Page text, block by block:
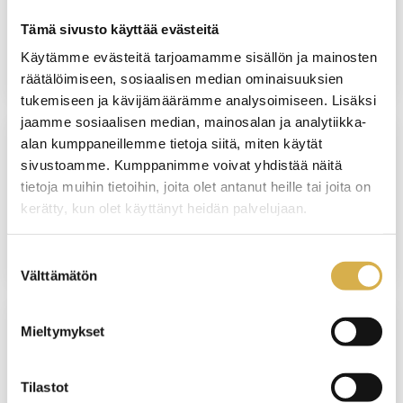
Tämä sivusto käyttää evästeitä
Käytämme evästeitä tarjoamamme sisällön ja mainosten
räätälöimiseen, sosiaalisen median ominaisuuksien
tukemiseen ja kävijämäärämme analysoimiseen. Lisäksi
jaamme sosiaalisen median, mainosalan ja analytiikka-
alan kumppaneillemme tietoja siitä, miten käytät
sivustoamme. Kumppanimme voivat yhdistää näitä
tietoja muihin tietoihin, joita olet antanut heille tai joita on
kerätty, kun olet käyttänyt heidän palvelujaan.
valinta
Välttämätön
Mieltymykset
Tilastot
JATKUVA HAKU
KERAVA
Talonrakennusalan ammattitutkinto
JATKUVA HAKU
Aulapalveluhenkilö | Liiketoiminnan